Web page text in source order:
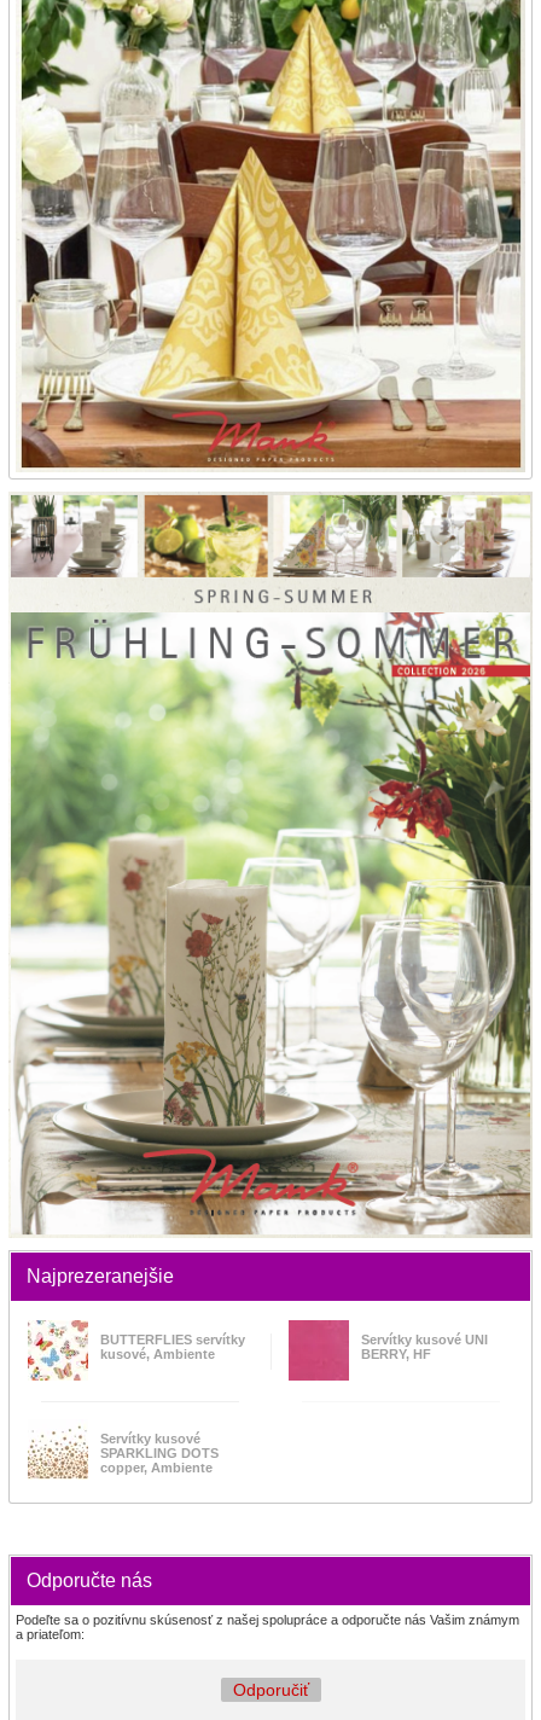
Najprezeranejšie
BUTTERFLIES servítky
kusové, Ambiente
Servítky kusové UNI
BERRY, HF
Servítky kusové
SPARKLING DOTS
copper, Ambiente
Odporučte nás
Podeľte sa o pozitívnu skúsenosť z našej spolupráce a odporučte nás Vašim známym
a priateľom:
Odporučiť